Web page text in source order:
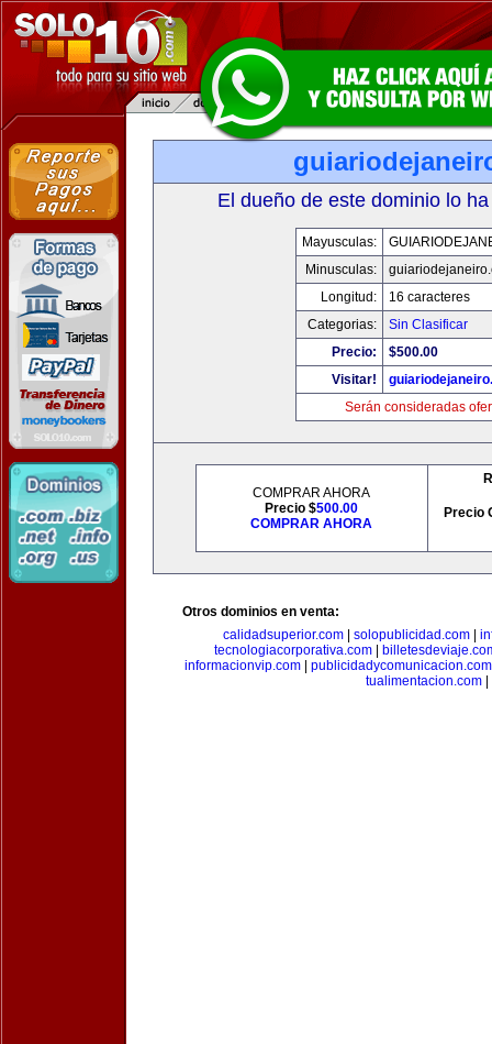
El dueño de este dominio lo
Mayusculas:
Minusculas:
Longitud:
16 caracteres
Categorias:
Sin Clasificar
Precio:
$500.00
Visitar!
Serán consideradas
COMPRAR AHORA
Precio $500.00
COMPRAR AHORA
Precio
Otros dominios en venta:
calidadsuperior.com| solopublicidad.com|
tecnologiacorporativa.com|
informacionvip.com| publicidadycomunicacion.com
tualimentacion.com